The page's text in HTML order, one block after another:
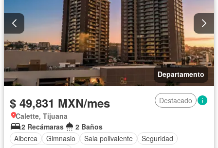
Departamento
$ 49,831 MXN/mes
Destacado
Calette, Tijuana
2 Recámaras
2 Baños
Alberca
Gimnasio Sala polivalente
Seguridad